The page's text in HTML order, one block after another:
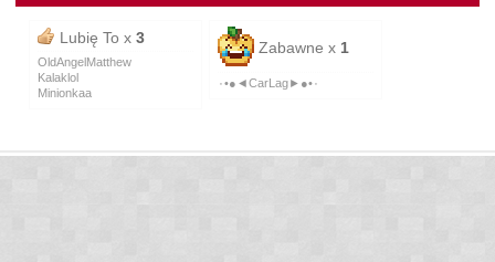
Lubię To x 3
OldAngelMatthew
Kalaklol
Minionkaa
Zabawne x 1
٠•●◄CarLag►●•٠